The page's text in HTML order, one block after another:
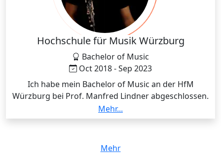
Hochschule für Musik Würzburg
Bachelor of Music
Oct 2018 - Sep 2023
Ich habe mein Bachelor of Music an der HfM
Würzburg bei Prof. Manfred Lindner abgeschlossen.
Aktuell studiere ich im Master of Music ebenfalls an
der HfM Würzburg.
Mehr...
Mehr